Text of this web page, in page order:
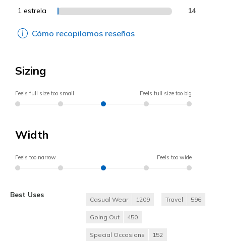
1 estrela 14
Cómo recopilamos reseñas
Sizing
Feels full size too small Feels full size too big
Width
Feels too narrow Feels too wide
Best Uses
Casual Wear 1209 Travel 596
Going Out 450
Special Occasions 152